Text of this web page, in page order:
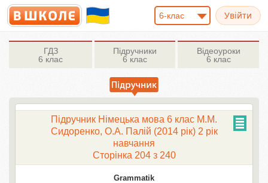
6-клас
ГДЗ
6 клас
Підручники
6 клас
Відеоуроки
6 клас
Підручник Німецька мова 6 клас М.М.
Сидоренко, О.А. Палій (2014 рік) 2 рік
навчання
Сторінка 204 з 240
Grammatik